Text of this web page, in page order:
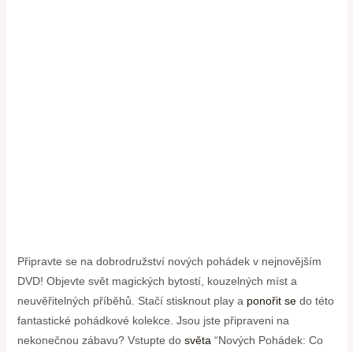
Připravte se na dobrodružství nových pohádek v nejnovějším
DVD! Objevte svět magických bytostí, kouzelných míst a
neuvěřitelných příběhů. Stačí stisknout play a ponořit sedo této
fantastické pohádkové kolekce. Jsou jste připraveni na
nekonečnou zábavu? Vstupte do světa “Nových Pohádek: Co